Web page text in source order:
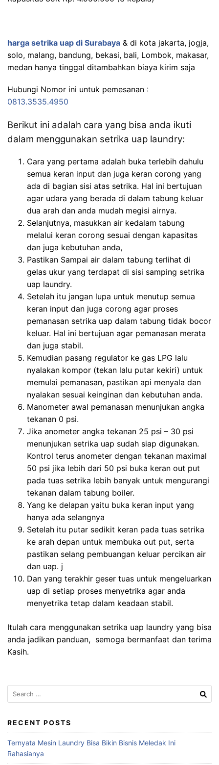
harga setrika uap di Surabaya & di kota jakarta, jogja,
solo, malang, bandung, bekasi, bali, Lombok, makasar,
medan hanya tinggal ditambahkan biaya kirim saja
Hubungi Nomor ini untuk pemesanan :
0813.3535.4950
Berikut ini adalah cara yang bisa anda ikuti
dalam menggunakan setrika uap laundry:
Cara yang pertama adalah buka terlebih dahulu
semua keran input dan juga keran corong yang
ada di bagian sisi atas setrika. Hal ini bertujuan
agar udara yang berada di dalam tabung keluar
dua arah dan anda mudah megisi airnya.
Selanjutnya, masukkan air kedalam tabung
melalui keran corong sesuai dengan kapasitas
dan juga kebutuhan anda,
Pastikan Sampai air dalam tabung terlihat di
gelas ukur yang terdapat di sisi samping setrika
uap laundry.
Setelah itu jangan lupa untuk menutup semua
keran input dan juga corong agar proses
pemanasan setrika uap dalam tabung tidak bocor
keluar. Hal ini bertujuan agar pemanasan merata
dan juga stabil.
Kemudian pasang regulator ke gas LPG lalu
nyalakan kompor (tekan lalu putar kekiri) untuk
memulai pemanasan, pastikan api menyala dan
nyalakan sesuai keinginan dan kebutuhan anda.
Manometer awal pemanasan menunjukan angka
tekanan 0 psi.
Jika anometer angka tekanan 25 psi – 30 psi
menunjukan setrika uap sudah siap digunakan.
Kontrol terus anometer dengan tekanan maximal
50 psi jika lebih dari 50 psi buka keran out put
pada tuas setrika lebih banyak untuk mengurangi
tekanan dalam tabung boiler.
Yang ke delapan yaitu buka keran input yang
hanya ada selangnya
Setelah itu putar sedikit keran pada tuas setrika
ke arah depan untuk membuka out put, serta
pastikan selang pembuangan keluar percikan air
dan uap. j
Dan yang terakhir geser tuas untuk mengeluarkan
uap di setiap proses menyetrika agar anda
menyetrika tetap dalam keadaan stabil.
Itulah cara menggunakan setrika uap laundry yang bisa
anda jadikan panduan, semoga bermanfaat dan terima
Kasih.
Search
for:
RECENT POSTS
Ternyata Mesin Laundry Bisa Bikin Bisnis Meledak Ini
Rahasianya